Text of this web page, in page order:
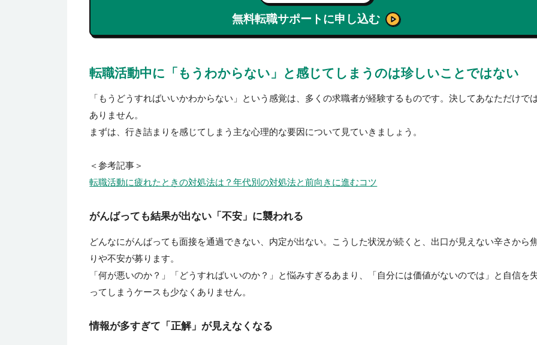
無料転職サポートに申し込む
転職活動中に「もうわからない」と感じてしまうのは珍しいことではない
「もうどうすればいいかわからない」という感覚は、多くの求職者が経験するものです。決してあなただけで
ありません。
まずは、行き詰まりを感じてしまう主な心理的な要因について見ていきましょう。
＜参考記事＞
転職活動に疲れたときの対処法は？年代別の対処法と前向きに進むコツ
がんばっても結果が出ない「不安」に襲われる
どんなにがんばっても面接を通過できない、内定が出ない。こうした状況が続くと、出口が見えない辛さから
りや不安が募ります。
「何が悪いのか？」「どうすればいいのか？」と悩みすぎるあまり、「自分には価値がないのでは」と自信を
ってしまうケースも少なくありません。
情報が多すぎて「正解」が見えなくなる